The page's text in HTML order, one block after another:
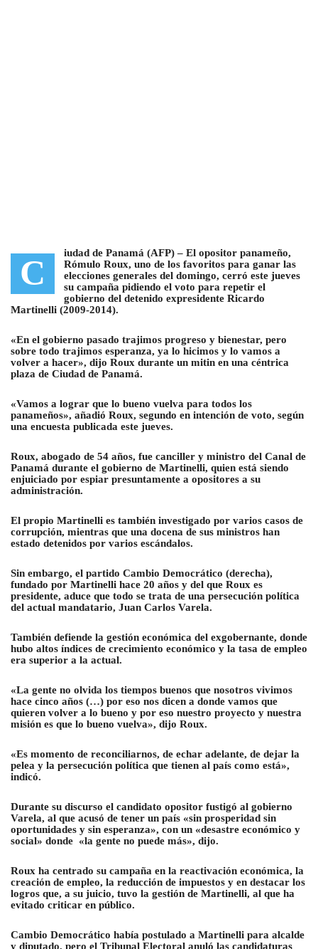
C iudad de Panamá (AFP) – El opositor panameño,
Rómulo Roux, uno de los favoritos para ganar las
elecciones generales del domingo, cerró este jueves
su campaña pidiendo el voto para repetir el
gobierno del detenido expresidente Ricardo
Martinelli (2009-2014).
«En el gobierno pasado trajimos progreso y bienestar, pero
sobre todo trajimos esperanza, ya lo hicimos y lo vamos a
volver a hacer», dijo Roux durante un mitin en una céntrica
plaza de Ciudad de Panamá.
«Vamos a lograr que lo bueno vuelva para todos los
panameños», añadió Roux, segundo en intención de voto, según
una encuesta publicada este jueves.
Roux, abogado de 54 años, fue canciller y ministro del Canal de
Panamá durante el gobierno de Martinelli, quien está siendo
enjuiciado por espiar presuntamente a opositores a su
administración.
El propio Martinelli es también investigado por varios casos de
corrupción, mientras que una docena de sus ministros han
estado detenidos por varios escándalos.
Sin embargo, el partido Cambio Democrático (derecha),
fundado por Martinelli hace 20 años y del que Roux es
presidente, aduce que todo se trata de una persecución política
del actual mandatario, Juan Carlos Varela.
También defiende la gestión económica del exgobernante, donde
hubo altos índices de crecimiento económico y la tasa de empleo
era superior a la actual.
«La gente no olvida los tiempos buenos que nosotros vivimos
hace cinco años (…) por eso nos dicen a donde vamos que
quieren volver a lo bueno y por eso nuestro proyecto y nuestra
misión es que lo bueno vuelva», dijo Roux.
«Es momento de reconciliarnos, de echar adelante, de dejar la
pelea y la persecución política que tienen al país como está»,
indicó.
Durante su discurso el candidato opositor fustigó al gobierno
Varela, al que acusó de tener un país «sin prosperidad sin
oportunidades y sin esperanza», con un «desastre económico y
social» donde «la gente no puede más», dijo.
Roux ha centrado su campaña en la reactivación económica, la
creación de empleo, la reducción de impuestos y en destacar los
logros que, a su juicio, tuvo la gestión de Martinelli, al que ha
evitado criticar en público.
Cambio Democrático había postulado a Martinelli para alcalde
y diputado, pero el Tribunal Electoral anuló las candidaturas